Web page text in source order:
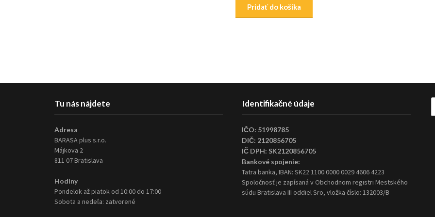
Pridať do košíka
Tu nás nájdete
Adresa
BARASA plus s.r.o.
Májkova 2
811 07 Bratislava
Hodiny
Pondelok až piatok od 10:00 do 17:00
Sobota a nedeľa: zatvorené
Identifikačné údaje
IČO: 51998785
DIČ: 2120856705
IČ DPH: SK2120856705
Bankové spojenie:
Tatra banka, IBAN: SK22 1100 0000 0029 4606 4223
Spoločnosť je zapísaná v Obchodnom registri Mestského
súdu Bratislava III oddiel Sro, vložka číslo: 132003/B